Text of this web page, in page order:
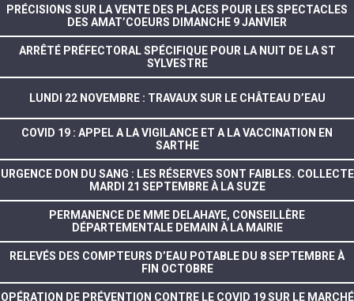
PRÉCISIONS SUR LA VENTE DES PLACES POUR LES SPECTACLES
DES AMAT’COEURS DIMANCHE 9 JANVIER
ARRÊTÉ PRÉFECTORAL SPÉCIFIQUE POUR LA NUIT DE LA ST
SYLVESTRE
LUNDI 22 NOVEMBRE : TRAVAUX SUR LE CHÂTEAU D’EAU
COVID 19 : APPEL A LA VIGILANCE ET A LA VACCINATION EN
SARTHE
URGENCE DON DU SANG : LES RÉSERVES SONT FAIBLES. COLLECTE
MARDI 21 SEPTEMBRE À LA SUZE
PERMANENCE DE MME DELAHAYE, CONSEILLÈRE
DÉPARTEMENTALE DEMAIN À LA MAIRIE
RELEVÉS DES COMPTEURS D’EAU POTABLE DU 8 SEPTEMBRE À
FIN OCTOBRE
OPÉRATION DE PRÉVENTION CONTRE LE COVID 19 SUR LE MARCHÉ